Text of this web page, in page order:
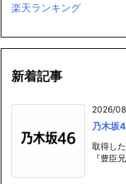
楽天ランキング
新着記事
2026/
乃木坂
取得し
『豊臣